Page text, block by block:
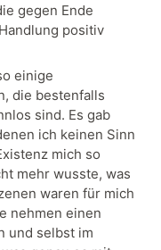
gegen Ende
positiv
einige
die bestenfalls
sind. Es gab
ich keinen Sinn
mich so
mehr wusste, was
waren für mich
nehmen einen
und selbst im